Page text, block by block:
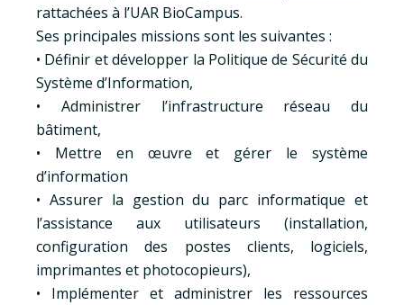
rattachées à l’UAR BioCampus.
Ses principales missions sont les suivantes :
• Définir et développer la Politique de Sécurité du
Système d’Information,
• Administrer l’infrastructure réseau du
bâtiment,
• Mettre en œuvre et gérer le système
d’information
• Assurer la gestion du parc informatique et
l’assistance aux utilisateurs (installation,
configuration des postes clients, logiciels,
imprimantes et photocopieurs),
• Implémenter et administrer les ressources